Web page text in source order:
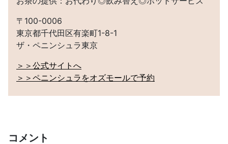
〒100-0006
東京都千代田区有楽町1-8-1
ザ・ペニンシュラ東京
＞＞公式サイトへ
＞＞ペニンシュラをオズモールで予約
コメント